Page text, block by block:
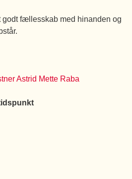
godt fællesskab med hinanden og
Astrid Mette Raba